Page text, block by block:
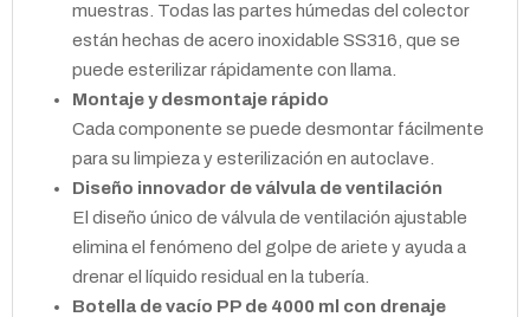
muestras. Todas las partes húmedas del colector
están hechas de acero inoxidable SS316, que se
puede esterilizar rápidamente con llama.
Montaje y desmontaje rápido
Cada componente se puede desmontar fácilmente
para su limpieza y esterilización en autoclave.
Diseño innovador de válvula de ventilación
El diseño único de válvula de ventilación ajustable
elimina el fenómeno del golpe de ariete y ayuda a
drenar el líquido residual en la tubería.
Botella de vacío PP de 4000 ml con drenaje